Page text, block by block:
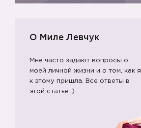
О Миле Левчук
Мне часто задают вопросы о
моей личной жизни и о том, как я
к этому пришла. Все ответы в
этой статье ;)